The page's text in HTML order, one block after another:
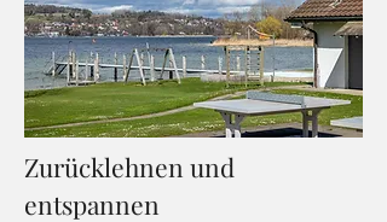
Zurücklehnen und
entspannen